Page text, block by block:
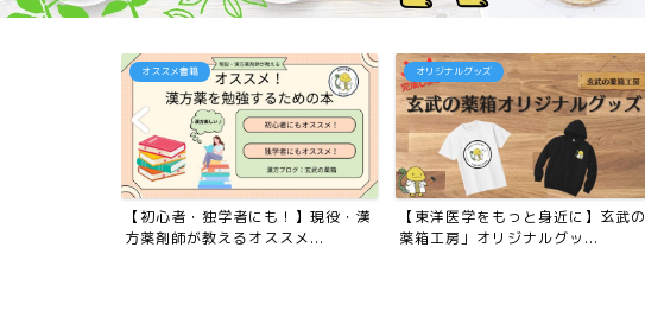
オススメ書籍
【初心者・独学者にも！】現役・漢
方薬剤師が教えるオススメ...
オリジナルグッズ
【東洋医学をもっと身近に】玄武の
薬箱工房」オリジナルグッ...